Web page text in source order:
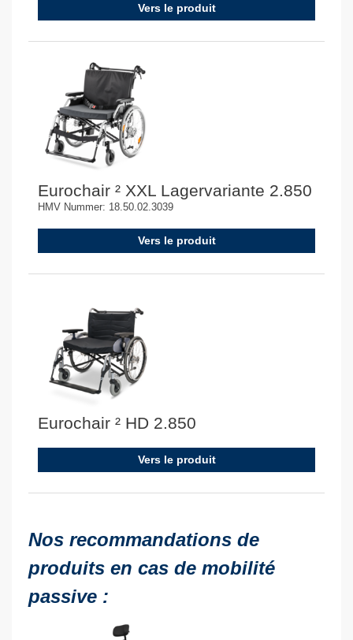
Vers le produit
Eurochair ² XXL Lagervariante 2.850
HMV Nummer: 18.50.02.3039
Vers le produit
Eurochair ² HD 2.850
Vers le produit
Nos recommandations de
produits en cas de mobilité
passive :